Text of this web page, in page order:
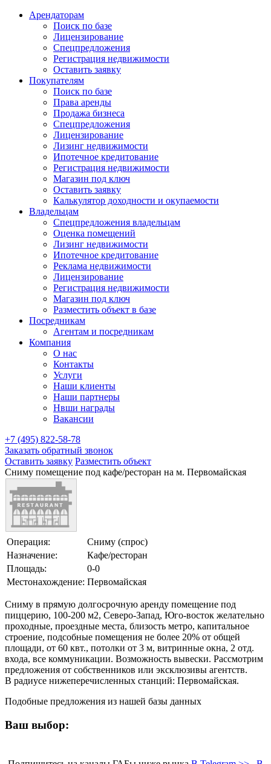
Арендаторам
Поиск по базе
Лицензирование
Спецпредложения
Регистрация недвижимости
Оставить заявку
Покупателям
Поиск по базе
Права аренды
Продажа бизнеса
Спецпредложения
Лицензирование
Лизинг недвижимости
Ипотечное кредитование
Регистрация недвижимости
Магазин под ключ
Оставить заявку
Калькулятор доходности и окупаемости
Владельцам
Спецпредложения владельцам
Оценка помещений
Лизинг недвижимости
Ипотечное кредитование
Реклама недвижимости
Лицензирование
Регистрация недвижимости
Магазин под ключ
Разместить объект в базе
Посредникам
Агентам и посредникам
Компания
О нас
Контакты
Услуги
Наши клиенты
Наши партнеры
Нвши награды
Вакансии
+7 (495) 822-58-78
Заказать обратный звонок
Оставить заявку Разместить объект
Сниму помещение под кафе/ресторан на м. Первомайская
Операция:
Сниму (спрос)
Назначение:
Кафе/ресторан
Площадь:
0-0
Местонахождение: Первомайская
Сниму в прямую долгосрочную аренду помещение под
пиццерию, 100-200 м2, Северо-Запад, Юго-восток желательно
проходные, проездные места, близость метро, капитальное
строение, подсобные помещения не более 20% от общей
площади, от 60 квт., потолки от 3 м, витринные окна, 2 отд.
входа, все коммуникации. Возможность вывески. Рассмотрим
предложения от собственников или эксклюзивы агентств.
В радиусе нижеперечисленных станций: Первомайская.
Подобные предложения из нашей базы данных
Ваш выбор: